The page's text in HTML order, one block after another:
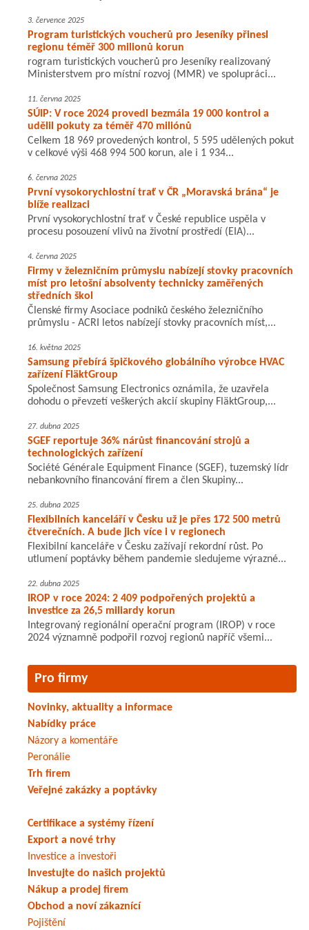
3. července 2025
Program turistických voucherů pro Jeseníky přinesl
regionu téměř 300 milionů korun
rogram turistických voucherů pro Jeseníky realizovaný
Ministerstvem pro místní rozvoj (MMR) ve spolupráci...
11. června 2025
SÚIP: V roce 2024 provedl bezmála 19 000 kontrol a
udělil pokuty za téměř 470 miliónů
Celkem 18 969 provedených kontrol, 5 595 udělených pokut
v celkové výši 468 994 500 korun, ale i 1 934...
6. června 2025
První vysokorychlostní trať v ČR „Moravská brána“ je
blíže realizaci
První vysokorychlostní trať v České republice uspěla v
procesu posouzení vlivů na životní prostředí (EIA)...
4. června 2025
Firmy v železničním průmyslu nabízejí stovky pracovních
míst pro letošní absolventy technicky zaměřených
středních škol
Členské firmy Asociace podniků českého železničního
průmyslu - ACRI letos nabízejí stovky pracovních míst,...
16. května 2025
Samsung přebírá špičkového globálního výrobce HVAC
zařízení FläktGroup
Společnost Samsung Electronics oznámila, že uzavřela
dohodu o převzetí veškerých akcií skupiny FläktGroup,...
27. dubna 2025
SGEF reportuje 36% nárůst financování strojů a
technologických zařízení
Société Générale Equipment Finance (SGEF), tuzemský lídr
nebankovního financování firem a člen Skupiny...
25. dubna 2025
Flexibilních kanceláří v Česku už je přes 172 500 metrů
čtverečních. A bude jich více i v regionech
Flexibilní kanceláře v Česku zažívají rekordní růst. Po
utlumení poptávky během pandemie sledujeme výrazné...
22. dubna 2025
IROP v roce 2024: 2 409 podpořených projektů a
investice za 26,5 miliardy korun
Integrovaný regionální operační program (IROP) v roce
2024 významně podpořil rozvoj regionů napříč všemi...
Pro firmy
Novinky, aktuality a informace
Nabídky práce
Názory a komentáře
Peronálie
Trh firem
Veřejné zakázky a poptávky
Certifikace a systémy řízení
Export a nové trhy
Investice a investoři
Investujte do našich projektů
Nákup a prodej firem
Obchod a noví zákaznící
Pojištění